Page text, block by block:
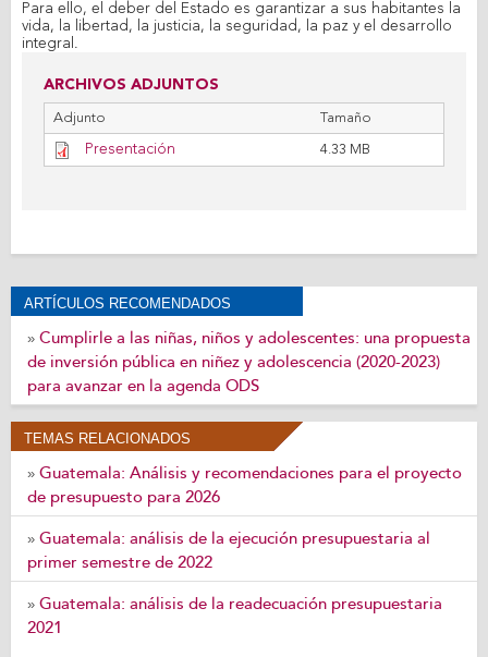
Para ello, el deber del Estado es garantizar a sus habitantes la
vida, la libertad, la justicia, la seguridad, la paz y el desarrollo
integral.
ARCHIVOS ADJUNTOS
Adjunto Tamaño
Presentación 4.33 MB
ARTÍCULOS RECOMENDADOS
» Cumplirle a las niñas, niños y adolescentes: una propuesta
de inversión pública en niñez y adolescencia (2020-2023)
para avanzar en la agenda ODS
TEMAS RELACIONADOS
» Guatemala: Análisis y recomendaciones para el proyecto
de presupuesto para 2026
» Guatemala: análisis de la ejecución presupuestaria al
primer semestre de 2022
» Guatemala: análisis de la readecuación presupuestaria
2021